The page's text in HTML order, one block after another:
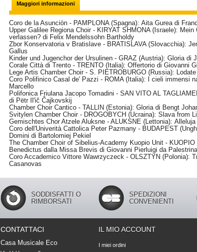
Maggiori informazioni
Coro de la Asunciòn - PAMPLONA (Spagna): Aita Gurea di
Upper Galilee Regiona Choir - KIRYAT SHMONA (Israele): Mein
verlassen? di Felix Mendelssohn Bartholdy
Zbor Konservatoria v Bratislave - BRATISLAVA (Slovacchia):
Gallus
Kinder und Jugenchor der Ursulinen - GRAZ (Austria): Gloria di
Corale Città di Trento - TRENTO (Italia): Offertorio di Giovanni
Lege Artis Chamber Choir - S. PIETROBURGO (Russia):
Coro Polifinico Casal de' Pazzi - ROMA (Italia):
I cieli immensi
Marcello
Polifonica Friulana Jacopo Tomadini - SAN VITO AL
di Pëtr Il'ič Čajkovskij
Chamber Choir Cantico - TALLIN (Estonia): Gloria di Bengt
Svitylen Chamber Choir - DROGOBYCH (Ucraina): Slava from
Gemischtes Chor Atzele Aluksne - ALUKSNE (Lettonia): Alleluja
Coro dell'Univerità Cattolica Peter Pazmany - BUDAPEST
Domini di Bartolomiej Pekiel
The Chamber Choir of Sibelius-Academy Kuopio Unit - KUOPIO
Benedictus dalla Missa Brevis di Giovanni Pierluigi da Palestrina
Coro Accademico Vittore Wawrzyczeck - OLSZTYN (Polonia):
Casanovas
SODDISFATTI O
RIMBORSATI
SPEDIZIONI
CONVENIENTI
CONTATTACI
Casa Musicale Eco
IL MIO ACCOUNT
I miei ordini